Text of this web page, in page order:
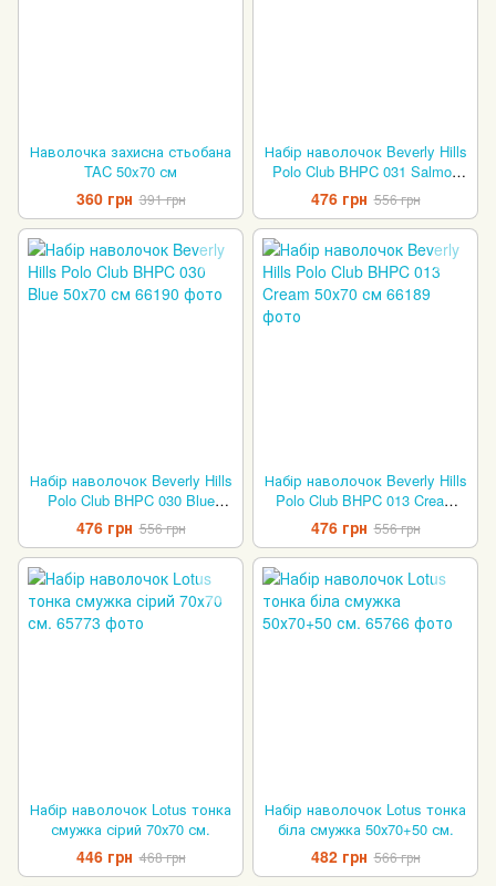
Наволочка захисна стьобана
TAC 50x70 см
360 грн 391 грн
Набір наволочок Beverly Hills
Polo Club BHPC 031 Salmon
50х70 см
476 грн 556 грн
Набір наволочок Beverly Hills
Polo Club BHPC 030 Blue
50х70 см
476 грн 556 грн
Набір наволочок Beverly Hills
Polo Club BHPC 013 Cream
50х70 см
476 грн 556 грн
Набір наволочок Lotus тонка
смужка сірий 70х70 см.
446 грн 468 грн
Набір наволочок Lotus тонка
біла смужка 50х70+50 см.
482 грн 566 грн